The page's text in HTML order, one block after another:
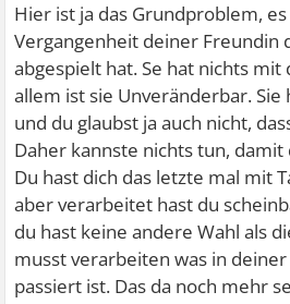
Hier ist ja das Grundproblem,
Vergangenheit deiner Freundin
abgespielt hat. Se hat nichts
allem ist sie Unveränderbar. Sie
und du glaubst ja auch nicht,
Daher kannste nichts tun,
Du hast dich das letzte mal mit
aber verarbeitet hast du
du hast keine andere Wahl als
musst verarbeiten was in
passiert ist. Das da noch mehr